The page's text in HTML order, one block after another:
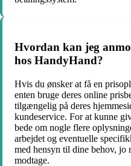
Hvordan kan jeg
hos HandyHand?
Hvis du ønsker at få en
enten bruge deres online
tilgængelig på deres
kundeservice. For at kunne
bede om nogle flere
arbejdet og eventuelle
med hensyn til dine behov,
modtage.